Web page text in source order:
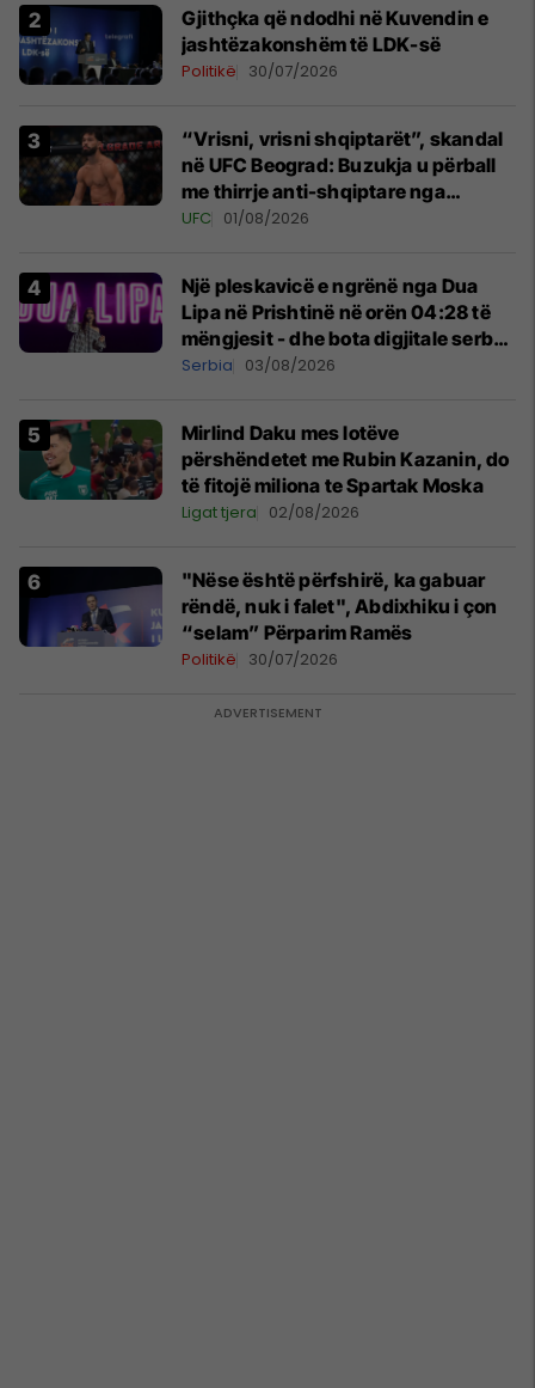
Gjithçka që ndodhi në Kuvendin e
jashtëzakonshëm të LDK-së
Politikë 30/07/2026
“Vrisni, vrisni shqiptarët”, skandal
në UFC Beograd: Buzukja u përball
me thirrje anti-shqiptare nga
tribunat
UFC 01/08/2026
Një pleskavicë e ngrënë nga Dua
Lipa në Prishtinë në orën 04:28 të
mëngjesit - dhe bota digjitale serbe
shpall gjendjen e luftës
Serbia 03/08/2026
Mirlind Daku mes lotëve
përshëndetet me Rubin Kazanin, do
të fitojë miliona te Spartak Moska
Ligat tjera 02/08/2026
"Nëse është përfshirë, ka gabuar
rëndë, nuk i falet", Abdixhiku i çon
“selam” Përparim Ramës
Politikë 30/07/2026